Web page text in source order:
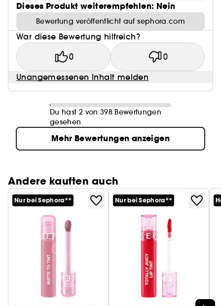
Dieses Produkt weiterempfehlen: Nein
Bewertung veröffentlicht auf sephora.com
War diese Bewertung hilfreich?
0 0
Unangemessenen Inhalt melden
Du hast 2 von 398 Bewertungen
gesehen
Mehr Bewertungen anzeigen
Andere kauften auch
Nur bei Sephora** Nur bei Sephora**